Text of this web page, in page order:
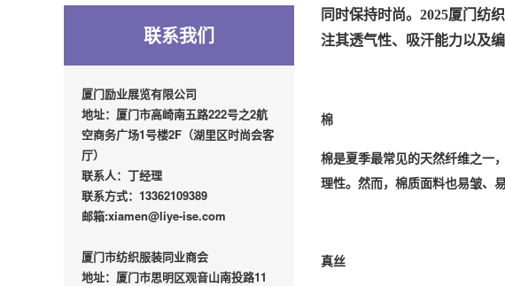
联系我们
厦门励业展览有限公司
地址：厦门市高崎南五路222号之2航
空商务广场1号楼2F（湖里区时尚会客
厅）
联系人：丁经理
联系方式：13362109389
邮箱:xiamen@liye-ise.com
厦门市纺织服装同业商会
地址：厦门市思明区观音山南投路11
同时保持时尚。2025厦门纺
注其透气性、吸汗能力以及编
棉
棉是夏季最常见的天然纤维之一
理性。然而，棉质面料也易皱、
真丝